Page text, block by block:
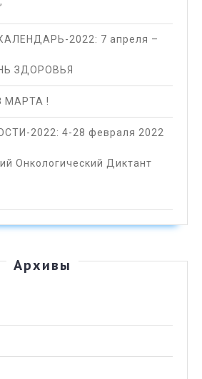
2022: 7 апреля –
ЗДОРОВЬЯ
МАРТА !
2022: 4-28 февраля 2022
Онкологический Диктант
Архивы